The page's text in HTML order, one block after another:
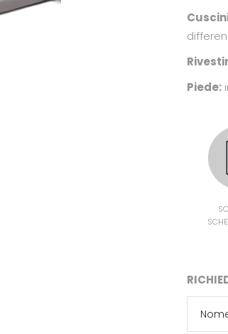
Piede: